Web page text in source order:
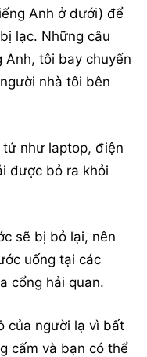
Anh ở dưới) để
lạc. Những câu
Anh, tôi bay chuyến
nhà tôi bên
như laptop, điện
được bỏ ra khỏi
sẽ bị bỏ lại, nên
uống tại các
cổng hải quan.
của người lạ vì bất
cấm và bạn có thể